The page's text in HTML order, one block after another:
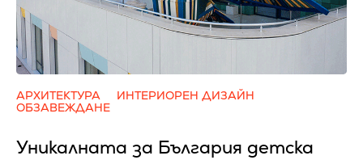
АРХИТЕКТУРА
ИНТЕРИОРЕН ДИЗАЙН
ОБЗАВЕЖДАНЕ
Уникалната за България детска